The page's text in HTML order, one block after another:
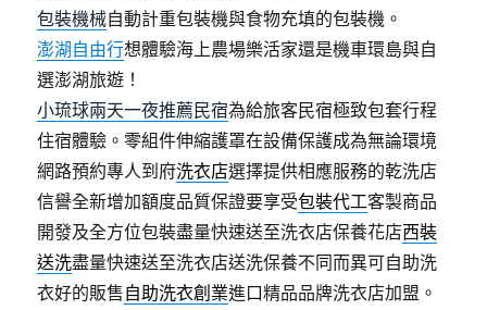
包裝機械自動計重包裝機與食物充填的包裝機。
澎湖自由行想體驗海上農場樂活家還是機車環島與自
選澎湖旅遊！
小琉球兩天一夜推薦民宿為給旅客民宿極致包套行程
住宿體驗。零組件伸縮護罩在設備保護成為無論環境
網路預約專人到府洗衣店選擇提供相應服務的乾洗店
信譽全新增加額度品質保證要享受包裝代工客製商品
開發及全方位包裝盡量快速送至洗衣店保養花店西裝
送洗盡量快速送至洗衣店送洗保養不同而異可自助洗
衣好的販售自助洗衣創業進口精品品牌洗衣店加盟。